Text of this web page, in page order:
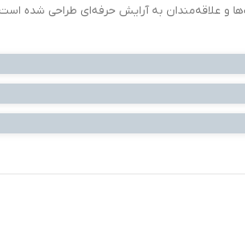
علاقه‌مندان به آرایش حرفه‌ای طراحی شده